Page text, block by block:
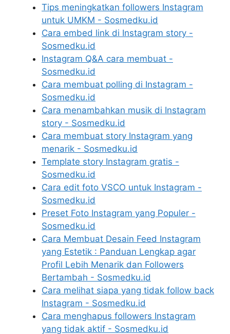
Tips meningkatkan followers Instagram
untuk UMKM - Sosmedku.id
Cara embed link di Instagram story -
Sosmedku.id
Instagram Q&A cara membuat -
Sosmedku.id
Cara membuat polling di Instagram -
Sosmedku.id
Cara menambahkan musik di Instagram
story - Sosmedku.id
Cara membuat story Instagram yang
menarik - Sosmedku.id
Template story Instagram gratis -
Sosmedku.id
Cara edit foto VSCO untuk Instagram -
Sosmedku.id
Preset Foto Instagram yang Populer -
Sosmedku.id
Cara Membuat Desain Feed Instagram
yang Estetik : Panduan Lengkap agar
Profil Lebih Menarik dan Followers
Bertambah - Sosmedku.id
Cara melihat siapa yang tidak follow back
Instagram - Sosmedku.id
Cara menghapus followers Instagram
yang tidak aktif - Sosmedku.id